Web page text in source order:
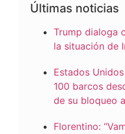
Últimas noticias
Trump dialoga
la situación de
Estados
100 barcos
de su bloqueo
Florentino: